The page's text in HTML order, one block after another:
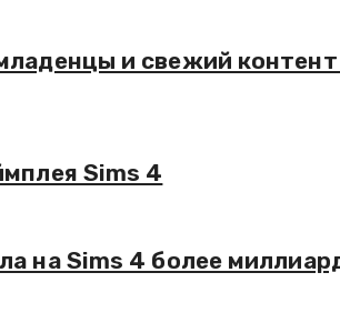
и свежий
Sims 4
на Sims 4 более